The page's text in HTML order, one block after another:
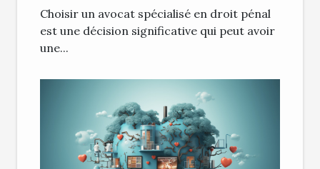
Choisir un avocat spécialisé en droit pénal
est une décision significative qui peut avoir
une...